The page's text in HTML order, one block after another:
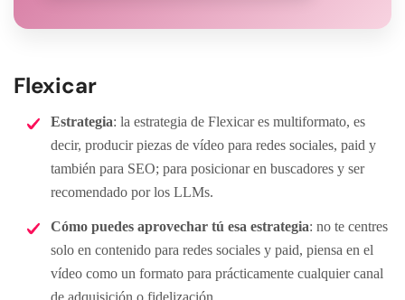
Flexicar
Estrategia: la estrategia de Flexicar es multiformato, es
decir, producir piezas de vídeo para redes sociales, paid y
también para SEO; para posicionar en buscadores y ser
recomendado por los LLMs.
Cómo puedes aprovechar tú esa estrategia: no te centres
solo en contenido para redes sociales y paid, piensa en el
vídeo como un formato para prácticamente cualquier canal
de adquisición o fidelización.